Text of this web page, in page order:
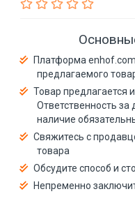
Платформа
предлагаемого
Товар предлагается
Ответственность
наличие
Свяжитесь с
товара
Обсудите способ и
Непременно